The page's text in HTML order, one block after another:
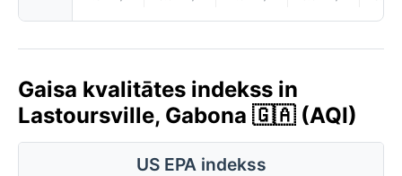
Gaisa kvalitātes indekss in
Lastoursville, Gabona 🇬🇦 (AQI)
US EPA indekss